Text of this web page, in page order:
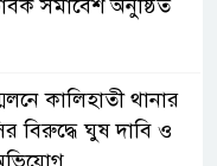
সমাবেশ অনুষ্ঠিত
কালিহাতী থানার
বিরুদ্ধে ঘুষ দাবি ও